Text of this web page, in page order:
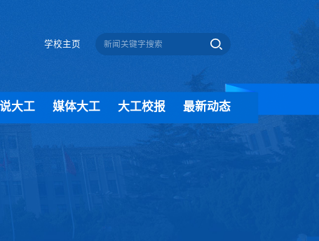
学校主页
大工 媒体大工 大工校报 最新动态